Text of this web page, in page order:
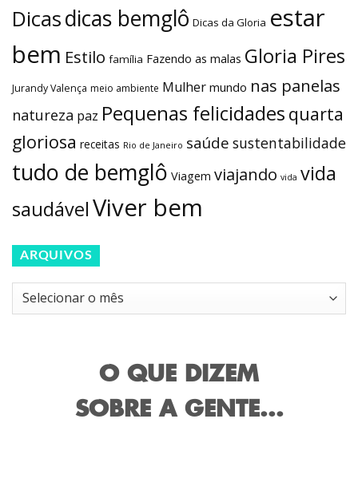
Dicasdicas bemglô Dicas da Gloria estar
bem Estilo família Fazendo as malas Gloria Pires
Jurandy Valença meio ambiente Mulher mundo nas panelas
natureza paz Pequenas felicidades quarta
gloriosa receitas Rio de Janeiro saúde sustentabilidade
tudo de bemglô Viagem viajando vida vida
saudávelViver bem
ARQUIVOS
Arquivos
O QUE DIZEM
SOBRE A GENTE...